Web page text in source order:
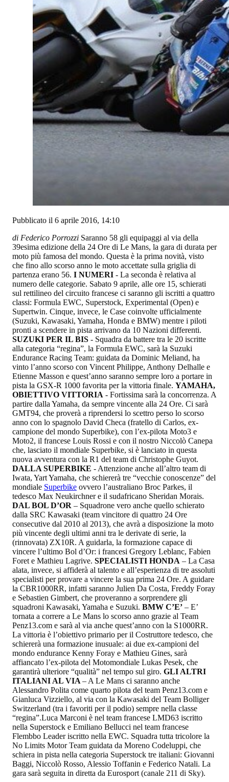
Pubblicato il 6 aprile 2016, 14:10
di Federico Porrozzi Saranno 58 gli equipaggi al via della
39esima edizione della 24 Ore di Le Mans, la gara di durata per
moto più famosa del mondo. Questa è la prima novità, visto
che fino allo scorso anno le moto accettate sulla griglia di
partenza erano 56. I NUMERI - La seconda è relativa al
numero delle categorie. Sabato 9 aprile, alle ore 15, schierati
sul rettilineo del circuito francese ci saranno gli iscritti a quattro
classi: Formula EWC, Superstock, Experimental (Open) e
Supertwin. Cinque, invece, le Case coinvolte ufficialmente
(Suzuki, Kawasaki, Yamaha, Honda e BMW) mentre i piloti
pronti a scendere in pista arrivano da 10 Nazioni differenti.
SUZUKI PER IL BIS - Squadra da battere tra le 20 iscritte
alla categoria “regina”, la Formula EWC, sarà la Suzuki
Endurance Racing Team: guidata da Dominic Meliand, ha
vinto l’anno scorso con Vincent Philippe, Anthony Delhalle e
Etienne Masson e quest’anno saranno sempre loro a portare in
pista la GSX-R 1000 favorita per la vittoria finale. YAMAHA,
OBIETTIVO VITTORIA - Fortissima sarà la concorrenza. A
partire dalla Yamaha, da sempre vincente alla 24 Ore. Ci sarà
GMT94, che proverà a riprendersi lo scettro perso lo scorso
anno con lo spagnolo David Checa (fratello di Carlos, ex-
campione del mondo Superbike), con l’ex-pilota Moto3 e
Moto2, il francese Louis Rossi e con il nostro Niccolò Canepa
che, lasciato il mondiale Superbike, si è lanciato in questa
nuova avventura con la R1 del team di Christophe Guyot.
DALLA SUPERBIKE - Attenzione anche all’altro team di
Iwata, Yart Yamaha, che schiererà tre “vecchie conoscenze” del
mondiale Superbike ovvero l’australiano Broc Parkes, il
tedesco Max Neukirchner e il sudafricano Sheridan Morais.
DAL BOL D’OR – Squadrone vero anche quello schierato
dalla SRC Kawasaki (team vincitore di quattro 24 Ore
consecutive dal 2010 al 2013), che avrà a disposizione la moto
più vincente degli ultimi anni tra le derivate di serie, la
(rinnovata) ZX10R. A guidarla, la formazione capace di
vincere l’ultimo Bol d’Or: i francesi Gregory Leblanc, Fabien
Foret e Mathieu Lagrive. SPECIALISTI HONDA – La Casa
alata, invece, si affiderà al talento e all’esperienza di tre assoluti
specialisti per provare a vincere la sua prima 24 Ore. A guidare
la CBR1000RR, infatti saranno Julien Da Costa, Freddy Foray
e Sebastien Gimbert, che proveranno a sorprendere gli
squadroni Kawasaki, Yamaha e Suzuki. BMW C’E’ – E’
tornata a correre a Le Mans lo scorso anno grazie al Team
Penz13.com e sarà al via anche quest’anno con la S1000RR.
La vittoria è l’obiettivo primario per il Costruttore tedesco, che
schiererà una formazione inusuale: ai due ex-campioni del
mondo endurance Kenny Foray e Mathieu Gines, sarà
affiancato l’ex-pilota del Motomondiale Lukas Pesek, che
garantirà ulteriore “qualità” nel tempo sul giro. GLI ALTRI
ITALIANI AL VIA – A Le Mans ci saranno anche
Alessandro Polita come quarto pilota del team Penz13.com e
Gianluca Vizziello, al via con la Kawasaki del Team Bolliger
Switzerland (tra i favoriti per il podio) sempre nella classe
“regina”.Luca Marconi è nel team francese LMD63 iscritto
nella Superstock e Emiliano Bellucci nel team francese
Flembbo Leader iscritto nella EWC. Squadra tutta tricolore la
No Limits Motor Team guidata da Moreno Codeluppi, che
schiera in pista nella categoria Superstock tre italiani: Giovanni
Baggi, Niccolò Rosso, Alessio Toffanin e Federico Natali. La
gara sarà seguita in diretta da Eurosport (canale 211 di Sky).